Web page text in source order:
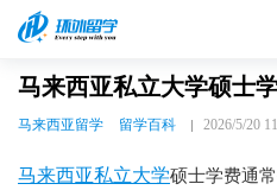
马来西亚私立大学硕士
马来西亚留学 留学百科 2026/5/20
马来西亚私立大学硕士学费通